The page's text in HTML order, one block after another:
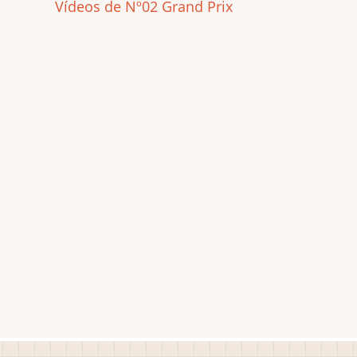
Vídeos de Nº02 Grand Prix